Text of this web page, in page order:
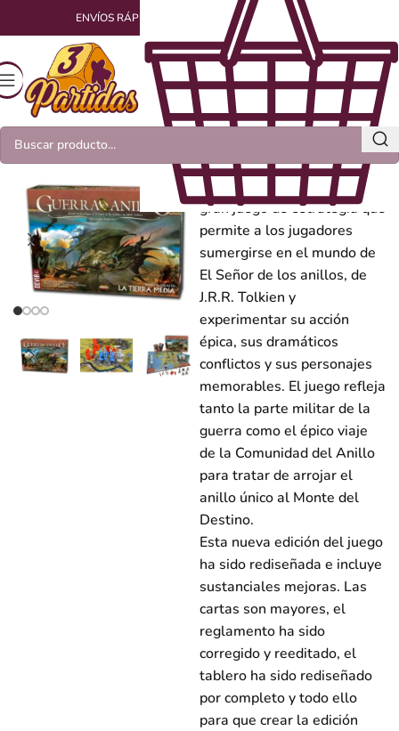
ENVÍOS RÁPIDOS Y EMPAQUETADOS CON AMOR
Guerra del Anillo
La guerra del anillo es un
gran juego de estrategia que
permite a los jugadores
sumergirse en el mundo de
El Señor de los anillos, de
J.R.R. Tolkien y
experimentar su acción
épica, sus dramáticos
conflictos y sus personajes
memorables. El juego refleja
tanto la parte militar de la
guerra como el épico viaje
de la Comunidad del Anillo
para tratar de arrojar el
anillo único al Monte del
Destino.
Esta nueva edición del juego
ha sido rediseñada e incluye
sustanciales mejoras. Las
cartas son mayores, el
reglamento ha sido
corregido y reeditado, el
tablero ha sido rediseñado
por completo y todo ello
para que crear la edición